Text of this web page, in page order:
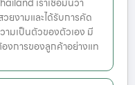
เราเชื่อมั่นว่า
ยงามและได้รับการคัด
มเป็นตัวของตัวเอง มี
งการของลูกค้าอย่างแท